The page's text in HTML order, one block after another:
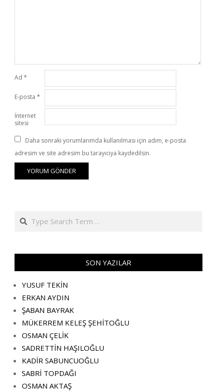
Ad *
E-posta *
İnternet
sitesi
Daha sonraki yorumlarımda kullanılması için adım, e-posta
adresim ve site adresim bu tarayıcıya kaydedilsin.
Search
SON YAZILAR
YUSUF TEKİN
ERKAN AYDIN
ŞABAN BAYRAK
MÜKERREM KELEŞ ŞEHİTOĞLU
OSMAN ÇELİK
SADRETTİN HAŞILOĞLU
KADİR SABUNCUOĞLU
SABRİ TOPDAĞI
OSMAN AKTAŞ